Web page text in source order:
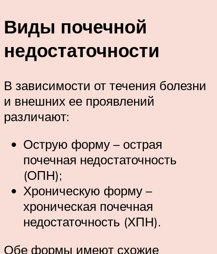
Виды почечной
недостаточности
В зависимости от течения болезни
и внешних ее проявлений
различают:
Острую форму – острая
почечная недостаточность
(ОПН);
Хроническую форму –
хроническая почечная
недостаточность (ХПН).
Обе формы имеют схожие